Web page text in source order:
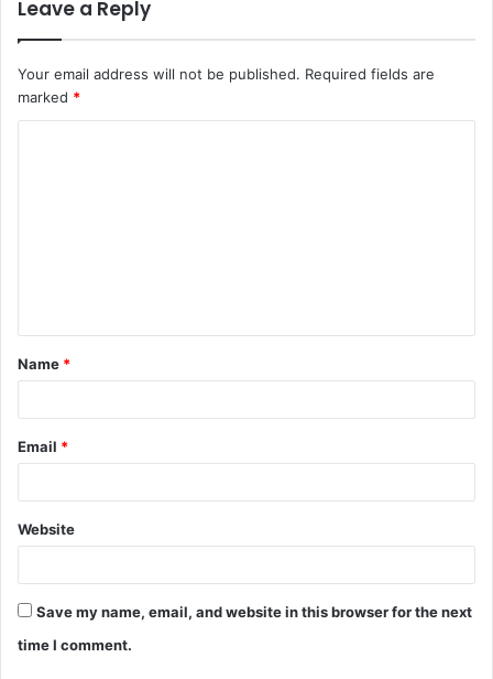
Leave a Reply
Your email address will not be published. Required fields are
marked *
Name *
Email *
Website
Save my name, email, and website in this browser for the next
time I comment.